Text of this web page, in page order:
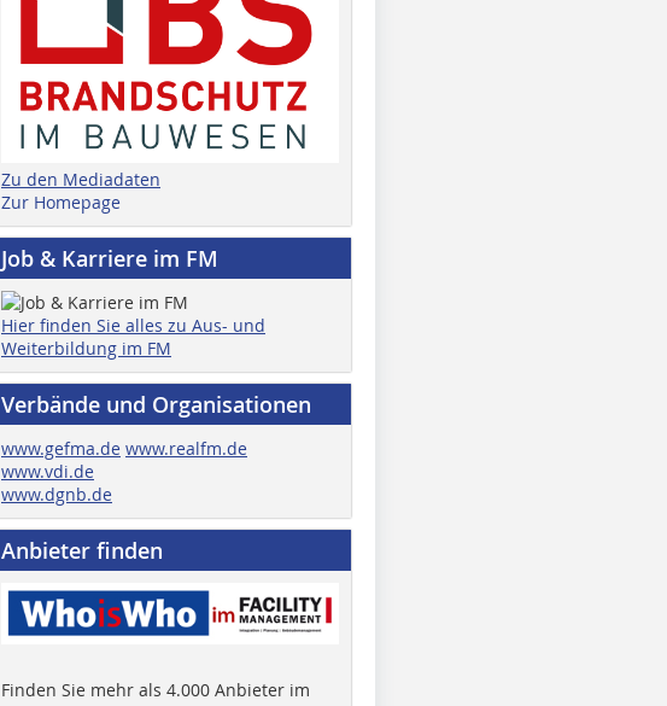
Zu den Mediadaten
Zur Homepage
Job & Karriere im FM
Hier finden Sie alles zu Aus- und
Weiterbildung im FM
Verbände und Organisationen
www.gefma.de www.realfm.de
www.vdi.de
www.dgnb.de
Anbieter finden
Finden Sie mehr als 4.000 Anbieter im